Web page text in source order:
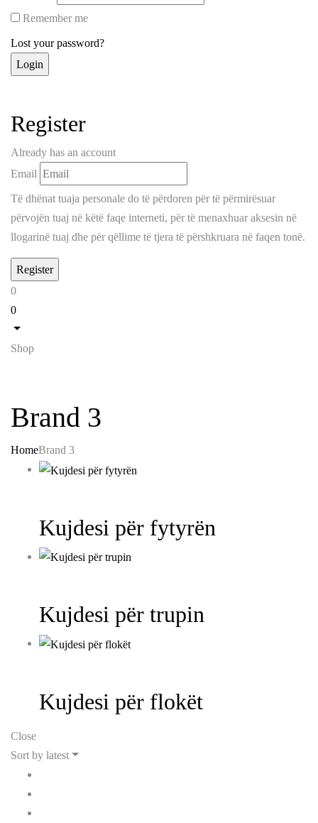
Remember me
Lost your password?
Register
Already has an account
Email
Të dhënat tuaja personale do të përdoren për të përmirësuar
përvojën tuaj në këtë faqe interneti, për të menaxhuar aksesin në
llogarinë tuaj dhe për qëllime të tjera të përshkruara në faqen tonë.
0
0
Shop
Brand 3
HomeBrand 3
Kujdesi për fytyrën
Kujdesi për trupin
Kujdesi për flokët
Close
Sort by latest